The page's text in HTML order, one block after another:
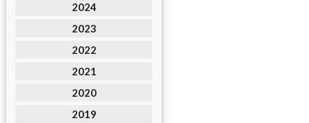
2024
2023
2022
2021
2020
2019